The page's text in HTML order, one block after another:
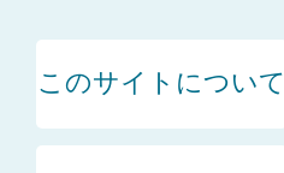
このサイトについて